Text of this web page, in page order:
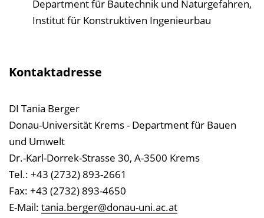
Department für Bautechnik und Naturgefahren,
Institut für Konstruktiven Ingenieurbau
Kontaktadresse
DI Tania Berger
Donau-Universität Krems - Department für Bauen
und Umwelt
Dr.-Karl-Dorrek-Strasse 30, A-3500 Krems
Tel.: +43 (2732) 893-2661
Fax: +43 (2732) 893-4650
E-Mail: tania.berger@donau-uni.ac.at